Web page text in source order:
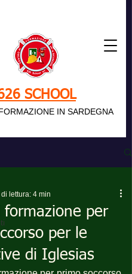
SCHOOL
IN SARDEGNA
per
per le
di Iglesias
lettura: 4 min